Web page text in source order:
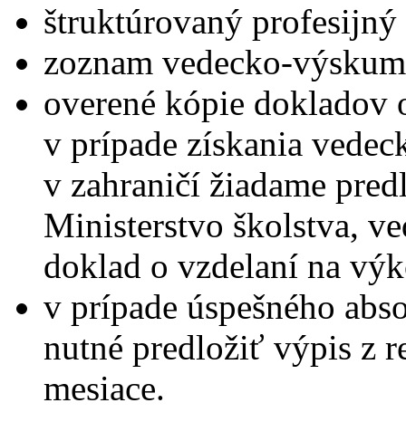
štruktúrovaný
zoznam vedecko-
overené kópie dokladov
v prípade získania
v zahraničí žiadame
Ministerstvo školstva,
doklad o vzdelaní na
v prípade úspešného
nutné predložiť výpis z
mesiace.